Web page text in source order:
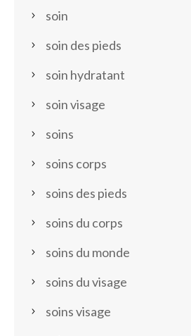
soin
soin des pieds
soin hydratant
soin visage
soins
soins corps
soins des pieds
soins du corps
soins du monde
soins du visage
soins visage